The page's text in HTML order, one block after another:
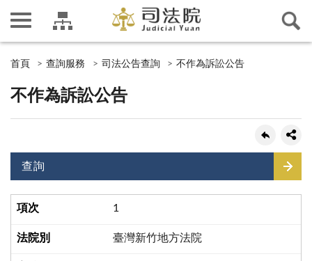
首頁 查詢服務 司法公告查詢 不作為訴訟公告
不作為訴訟公告
查詢
1
臺灣新竹地方法院